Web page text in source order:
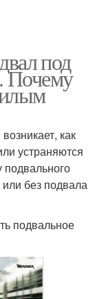
под
Почему
как
устраняются
без подвала
подвальное